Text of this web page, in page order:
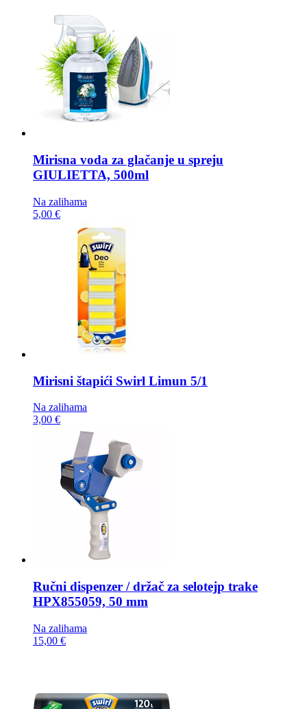
Mirisna voda za glačanje u spreju
GIULIETTA, 500ml
Na zalihama
5,00 €
Mirisni štapići Swirl Limun 5/1
Na zalihama
3,00 €
Ručni dispenzer / držač za selotejp trake
HPX855059, 50 mm
Na zalihama
15,00 €